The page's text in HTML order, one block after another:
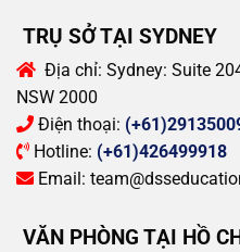
TRỤ SỞ TẠI SYDNEY
Địa chỉ: Sydney: Suite
NSW 2000
Điện thoại:
Hotline: (+61)426499918
Email:
VĂN PHÒNG TẠI HỒ